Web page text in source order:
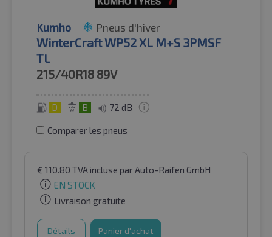
Kumho Pneus d'hiver
WinterCraft WP52 XL M+S 3PMSF
TL
215/40R18 89V
D B 72 dB
Comparer les pneus
€ 110.80 TVA incluse par Auto-Raifen GmbH
EN STOCK
Livraison gratuite
Détails Panier d'achat